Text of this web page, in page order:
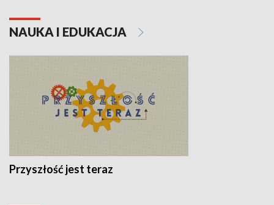
NAUKA I EDUKACJA
Przyszłość jest teraz